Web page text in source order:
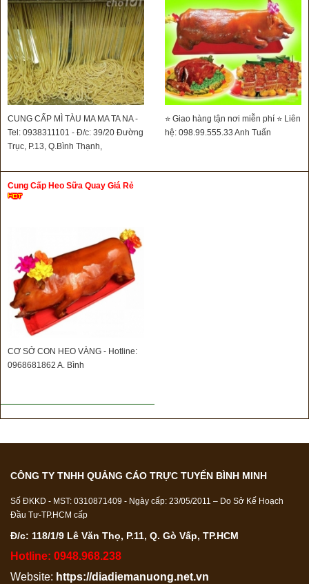
CUNG CẤP MÌ TÀU MA MA TA NA -
Tel: 0938311101 - Đ/c: 39/20 Đường
Trục, P.13, Q.Bình Thạnh,
⭐ Giao hàng tận nơi miễn phí ⭐ Liên
hệ: 098.99.555.33 Anh Tuấn
Cung Cấp Heo Sữa Quay Giá Rẻ
CƠ SỞ CON HEO VÀNG - Hotline:
0968681862 A. Bình
CÔNG TY TNHH QUẢNG CÁO TRỰC TUYẾN BÌNH MINH
Số ĐKKD - MST: 0310871409 - Ngày cấp: 23/05/2011 – Do Sở Kế Hoạch
Đầu Tư-TP.HCM cấp
Đ/c: 118/1/9 Lê Văn Thọ, P.11, Q. Gò Vấp, TP.HCM
Hotline: 0948.968.238
Website: https://diadiemanuong.net.vn